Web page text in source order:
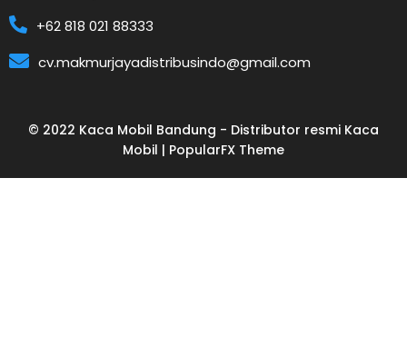
+62 818 021 88333
cv.makmurjayadistribusindo@gmail.com
© 2022 Kaca Mobil Bandung - Distributor resmi Kaca
Mobil | PopularFX Theme